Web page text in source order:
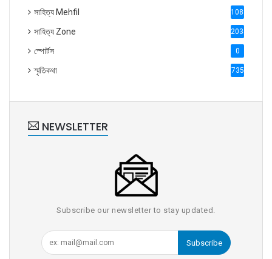
সাহিত্য Mehfil 1088
সাহিত্য Zone 2035
স্পোর্টস 0
স্মৃতিকথা 735
NEWSLETTER
Subscribe our newsletter to stay updated.
Subscribe